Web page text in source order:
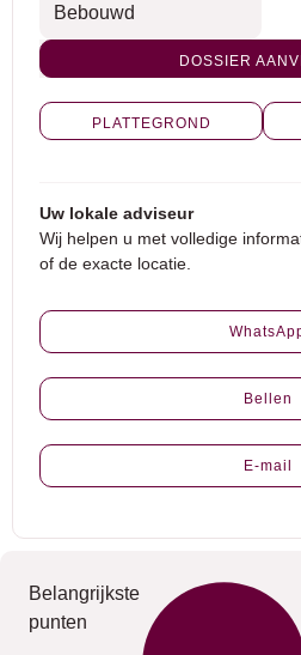
Bebouwd
DOSSIER
PLATTEGROND
Uw lokale adviseur
Wij helpen u met volledige
of de exacte locatie.
Bellen
E-mail
Belangrijkste
punten